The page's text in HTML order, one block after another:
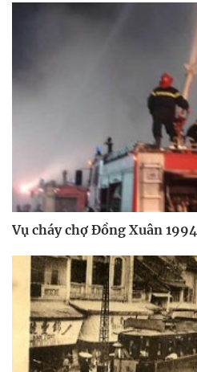
Vụ cháy chợ Đồng Xuân 1994